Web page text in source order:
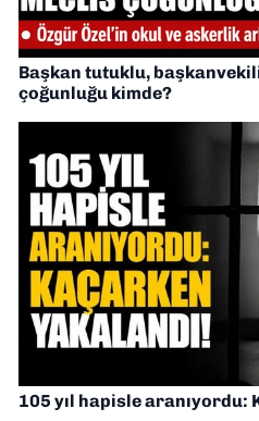
Başkan tutuklu,
çoğunluğu kimde?
105 yıl hapisle aranıyordu: